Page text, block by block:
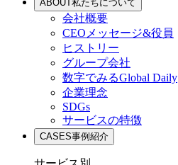
ABOUT私たちについて
会社概要
CEOメッセージ&役員
ヒストリー
グループ会社
数字でみるGlobal Daily
企業理念
SDGs
サービスの特徴
CASES事例紹介